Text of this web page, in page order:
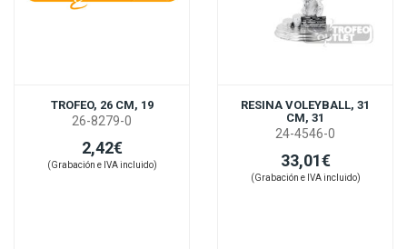
TROFEO, 26 CM, 19
26-8279-0
2,42€
(Grabación e IVA incluido)
RESINA VOLEYBALL, 31
CM, 31
24-4546-0
33,01€
(Grabación e IVA incluido)